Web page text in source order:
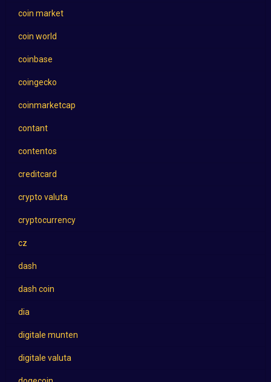
coin market
coin world
coinbase
coingecko
coinmarketcap
contant
contentos
creditcard
crypto valuta
cryptocurrency
cz
dash
dash coin
dia
digitale munten
digitale valuta